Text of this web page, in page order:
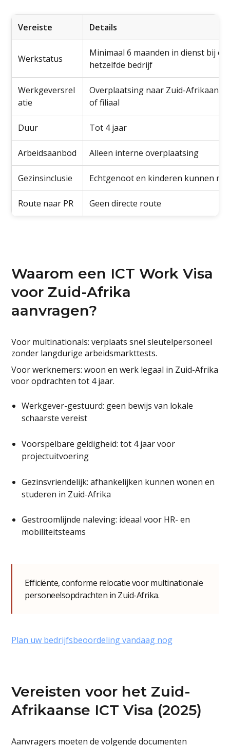
Vereiste Details
Werkstatus
Minimaal 6 maanden in dienst bij
hetzelfde bedrijf
Werkgeversrel
atie
Overplaatsing naar Zuid-
of filiaal
Duur Tot 4 jaar
Arbeidsaanbod Alleen interne overplaatsing
Gezinsinclusie Echtgenoot en kinderen kunnen
Route naar PR Geen directe route
Waarom een ICT Work Visa
voor Zuid-Afrika
aanvragen?
Voor multinationals: verplaats snel sleutelpersoneel
zonder langdurige arbeidsmarkttests.
Voor werknemers: woon en werk legaal in Zuid-Afrika
voor opdrachten tot 4 jaar.
Werkgever-gestuurd: geen bewijs van lokale
schaarste vereist
Voorspelbare geldigheid: tot 4 jaar voor
projectuitvoering
Gezinsvriendelijk: afhankelijken kunnen wonen en
studeren in Zuid-Afrika
Gestroomlijnde naleving: ideaal voor HR- en
mobiliteitsteams
Efficiënte, conforme relocatie voor multinationale
personeelsopdrachten in Zuid-Afrika.
Plan uw bedrijfsbeoordeling vandaag nog
Vereisten voor het Zuid-
Afrikaanse ICT Visa (2025)
Aanvragers moeten de volgende documenten